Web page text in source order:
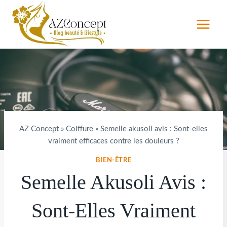
Aller
contenu
AZ Concept » Coiffure » Semelle akusoli avis : Sont-elles
vraiment efficaces contre les douleurs ?
BIEN-ÊTRE
Semelle Akusoli Avis :
Sont-Elles Vraiment